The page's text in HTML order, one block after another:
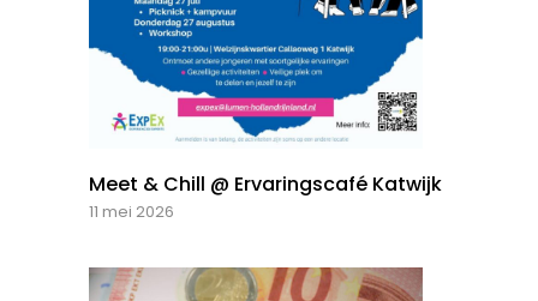
Meet & Chill @ Ervaringscafé Katwijk
11 mei 2026